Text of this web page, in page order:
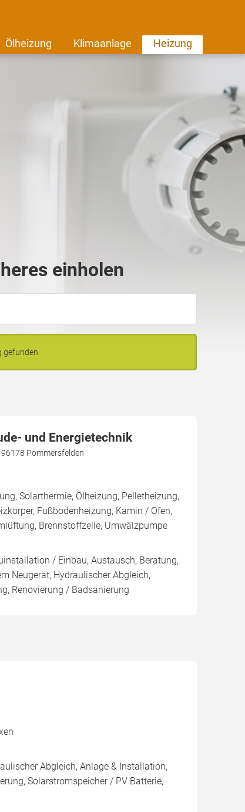
Ölheizung Klimaanlage Heizung
einholen
gefunden
und Energietechnik
Pommersfelden
Solarthermie, Ölheizung, Pelletheizung,
Fußbodenheizung, Kamin / Ofen,
Brennstoffzelle, Umwälzpumpe
/ Einbau, Austausch, Beratung,
Neugerät, Hydraulischer Abgleich,
Renovierung / Badsanierung
Abgleich, Anlage & Installation,
Solarstromspeicher / PV Batterie,